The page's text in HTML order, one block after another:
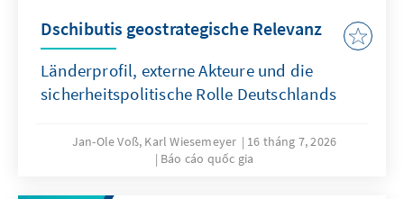
Dschibutis geostrategische Relevanz
Länderprofil, externe Akteure und die
sicherheitspolitische Rolle Deutschlands
Jan-Ole Voß, Karl Wiesemeyer
16 tháng 7, 2026
Báo cáo quốc gia